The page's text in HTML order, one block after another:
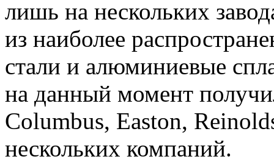
лишь на нескольких
из наиболее
стали и алюминиевые
на данный момент
Columbus, Easton,
нескольких компаний.